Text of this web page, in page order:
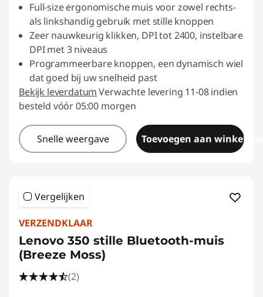
Full-size ergonomische muis voor zowel rechts-
als linkshandig gebruik met stille knoppen
Zeer nauwkeurig klikken, DPI tot 2400, instelbare
DPI met 3 niveaus
Programmeerbare knoppen, een dynamisch wiel
dat goed bij uw snelheid past
Bekijk leverdatumVerwachte levering 11-08 indien
besteld vóór 05:00 morgen
Snelle weergave Toevoegen aan
Vergelijken
VERZENDKLAAR
Lenovo 350 stille Bluetooth-muis
(Breeze Moss)
(2)